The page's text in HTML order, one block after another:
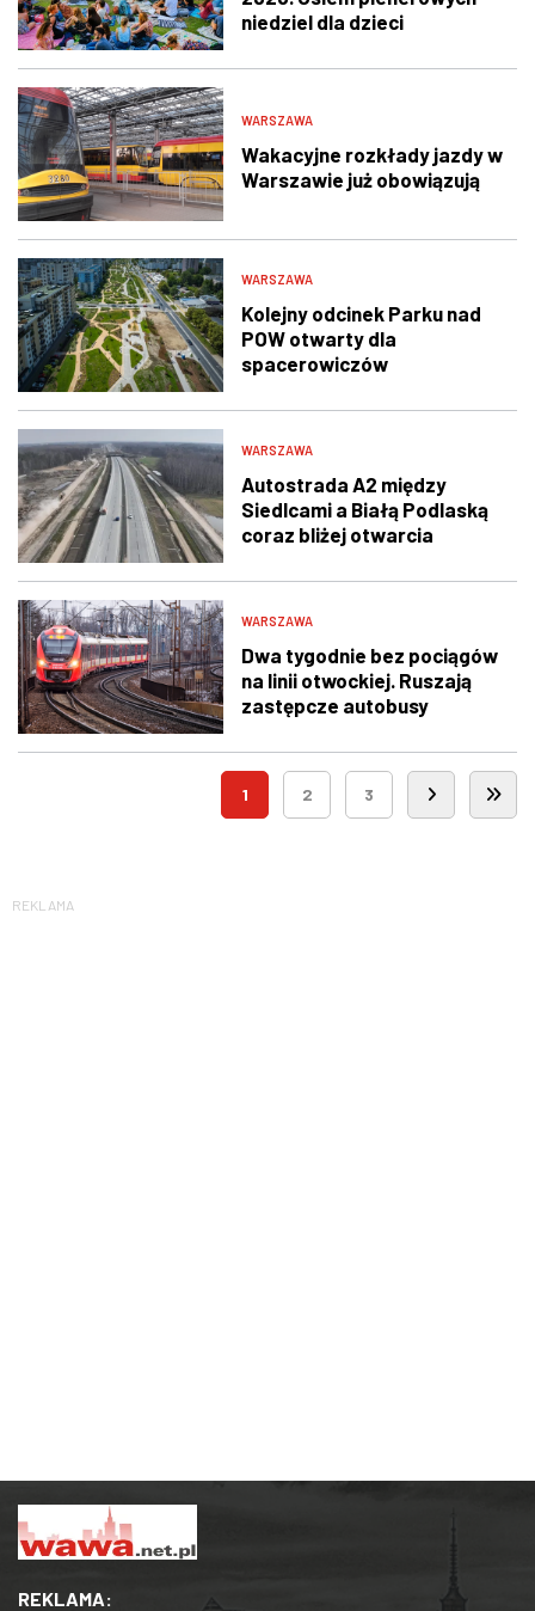
niedziel dla dzieci
WARSZAWA
Wakacyjne rozkłady jazdy w
Warszawie już obowiązują
WARSZAWA
Kolejny odcinek Parku nad
POW otwarty dla
spacerowiczów
WARSZAWA
Autostrada A2 między
Siedlcami a Białą Podlaską
coraz bliżej otwarcia
WARSZAWA
Dwa tygodnie bez pociągów
na linii otwockiej. Ruszają
zastępcze autobusy
1 2 3
REKLAMA
REKLAMA: